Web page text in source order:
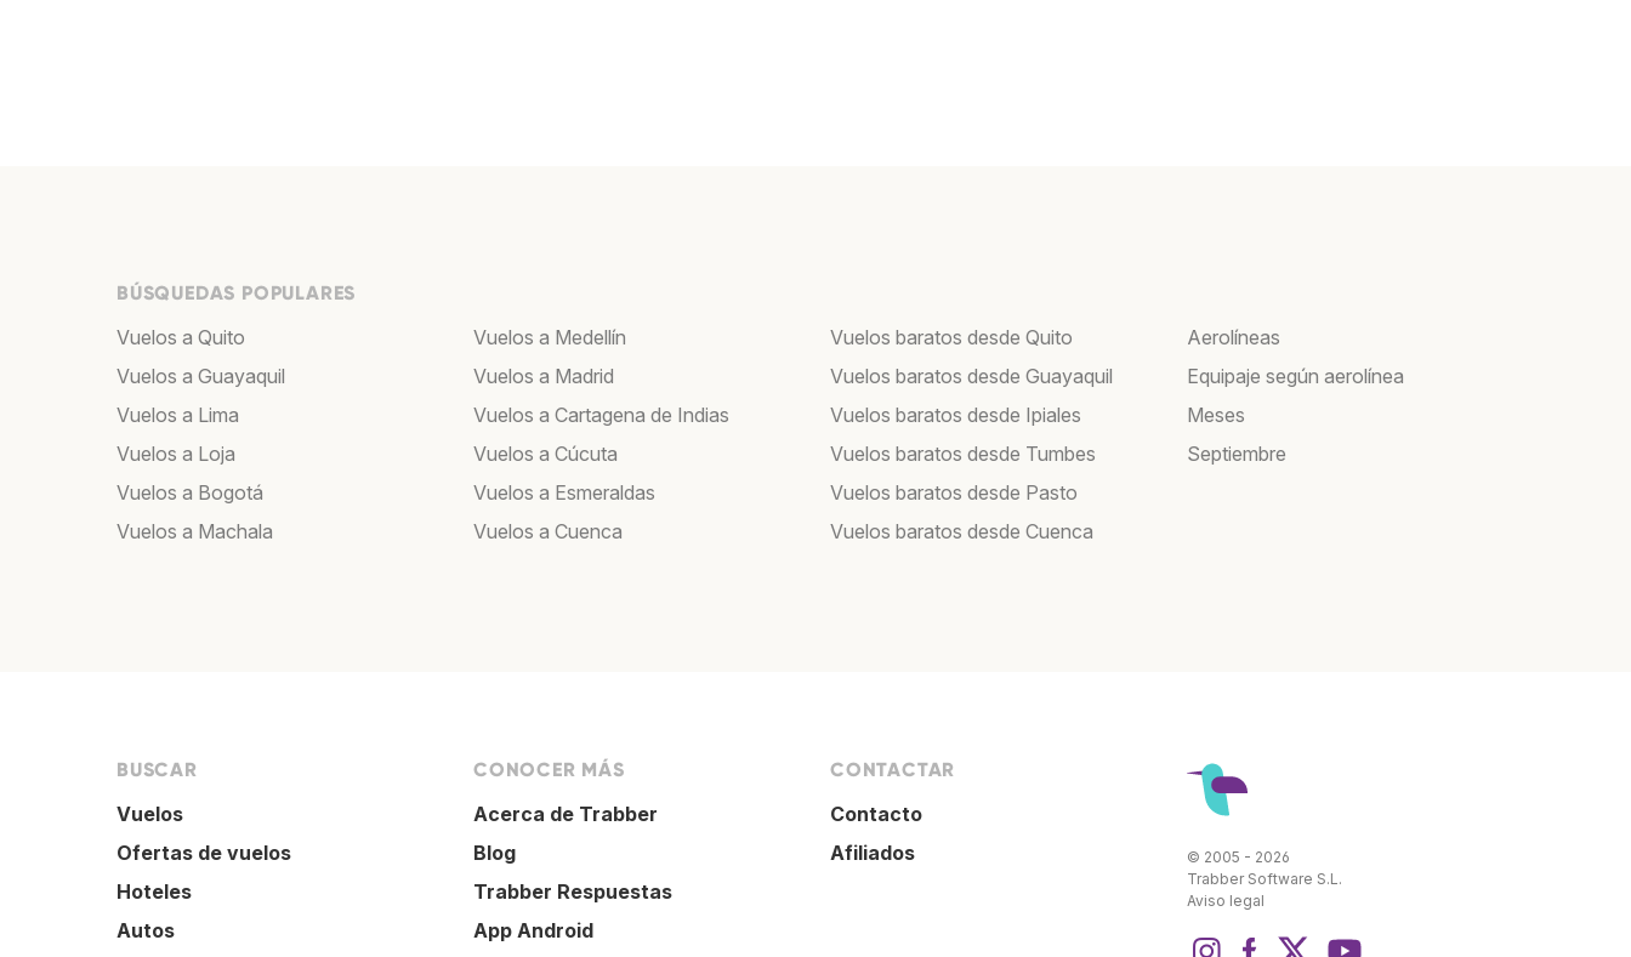
BÚSQUEDAS POPULARES
Vuelos a Quito
Vuelos a Guayaquil
Vuelos a Lima
Vuelos a Loja
Vuelos a Bogotá
Vuelos a Machala
Vuelos a Medellín
Vuelos a Madrid
Vuelos a Cartagena de Indias
Vuelos a Cúcuta
Vuelos a Esmeraldas
Vuelos a Cuenca
Vuelos baratos desde Quito
Vuelos baratos desde Guayaquil
Vuelos baratos desde Ipiales
Vuelos baratos desde Tumbes
Vuelos baratos desde Pasto
Vuelos baratos desde Cuenca
Aerolíneas
Equipaje según aerolínea
Meses
Septiembre
BUSCAR
Vuelos
Ofertas de vuelos
Hoteles
Autos
CONOCER MÁS
Acerca de Trabber
Blog
Trabber Respuestas
App Android
CONTACTAR
Contacto
Afiliados
© 2005 - 2026
Trabber Software S.L.
Aviso legal